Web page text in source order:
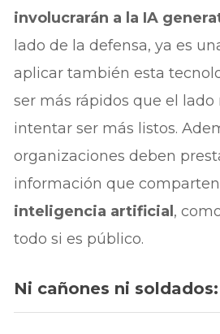
involucrarán a la IA
lado de la defensa, ya es
aplicar también esta
ser más rápidos que el lado
intentar ser más listos.
organizaciones deben
información que
inteligencia artificial,
todo si es público.
Ni cañones ni